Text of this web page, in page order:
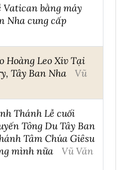
Vatican bằng máy
Nha cung cấp
Hoàng Leo Xiv Tại
Tây Ban Nha
Vũ
Thánh Lễ cuối
Tông Du Tây Ban
Tâm Chúa Giêsu
mình nữa
Vũ Văn